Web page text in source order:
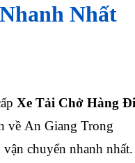
Nhất
Xe Tải Chở Hàng Đi
về An Giang Trong
chuyển nhanh nhất.